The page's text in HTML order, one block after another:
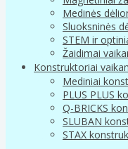
Medinės
Sluoksninės
STEM ir
Žaidimai
Konstruktoriai
Mediniai
PLUS PLUS
Q-BRICKS
SLUBAN
STAX